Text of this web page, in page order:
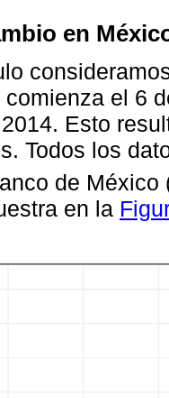
en
comienza el 6
Esto
Todos los
de México
en la